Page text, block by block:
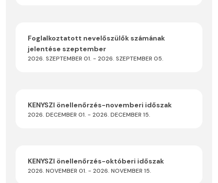
Foglalkoztatott nevelőszülők számának
jelentése szeptember
2026. SZEPTEMBER 01. - 2026. SZEPTEMBER 05.
KENYSZI önellenőrzés-novemberi időszak
2026. DECEMBER 01. - 2026. DECEMBER 15.
KENYSZI önellenőrzés-októberi időszak
2026. NOVEMBER 01. - 2026. NOVEMBER 15.